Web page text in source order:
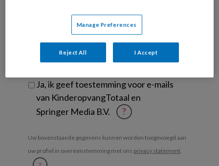
Ontvang iedere zondag het
Weekoverzicht
Ja, ik geef toestemming voor e-mails
van KinderopvangTotaal en
Springer Media B.V.
?
Uw bovenstaande gegevens kunnen worden toegevoegd aan
uw profiel in overeenstemming met ons privacy statement.
Manage Preferences
Reject All I Accept